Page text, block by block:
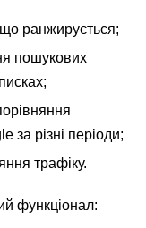
ранжирується;
пошукових
за різні періоди;
трафіку.
функціонал: